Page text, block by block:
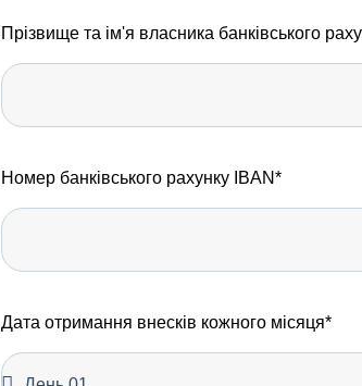
Прізвище та ім'я власника банківського
Номер банківського рахунку IBAN*
Дата отримання внесків кожного місяця*